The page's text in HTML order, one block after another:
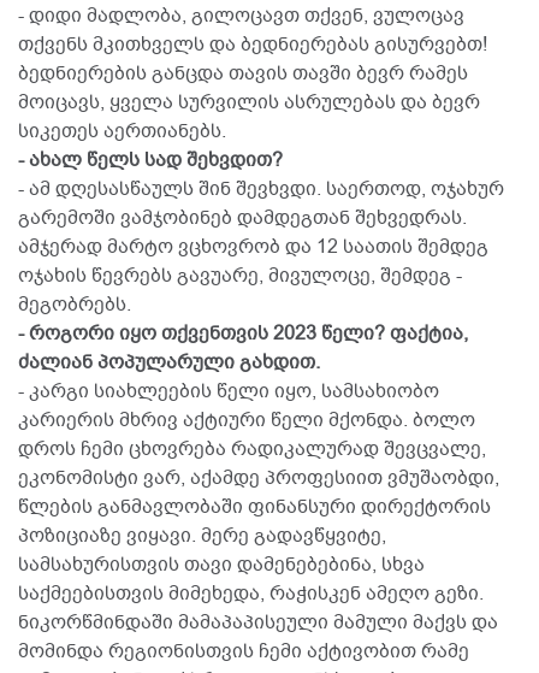
- დიდი მადლობა, გილოცავთ თქვენ, ვულოცავ
თქვენს მკითხველს და ბედნიერებას გისურვებთ!
ბედნიერების განცდა თავის თავში ბევრ რამეს
მოიცავს, ყველა სურვილის ასრულებას და ბევრ
სიკეთეს აერთიანებს.
- ახალ წელს სად შეხვდით?
- ამ დღესასწაულს შინ შევხვდი. საერთოდ, ოჯახურ
გარემოში ვამჯობინებ დამდეგთან შეხვედრას.
ამჯერად მარტო ვცხოვრობ და 12 საათის შემდეგ
ოჯახის წევრებს გავუარე, მივულოცე, შემდეგ -
მეგობრებს.
- როგორი იყო თქვენთვის 2023 წელი? ფაქტია,
ძალიან პოპულარული გახდით.
- კარგი სიახლეების წელი იყო, სამსახიობო
კარიერის მხრივ აქტიური წელი მქონდა. ბოლო
დროს ჩემი ცხოვრება რადიკალურად შევცვალე,
ეკონომისტი ვარ, აქამდე პროფესიით ვმუშაობდი,
წლების განმავლობაში ფინანსური დირექტორის
პოზიციაზე ვიყავი. მერე გადავწყვიტე,
სამსახურისთვის თავი დამენებებინა, სხვა
საქმეებისთვის მიმეხედა, რაჭისკენ ამეღო გეზი.
ნიკორწმინდაში მამაპაპისეული მამული მაქვს და
მომინდა რეგიონისთვის ჩემი აქტივობით რამე